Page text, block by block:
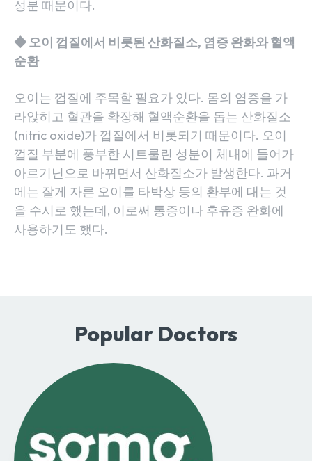
성분 때문이다.
◆ 오이 껍질에서 비롯된 산화질소, 염증 완화와 혈액
순환
오이는 껍질에 주목할 필요가 있다. 몸의 염증을 가
라앉히고 혈관을 확장해 혈액순환을 돕는 산화질소
(nitric oxide)가 껍질에서 비롯되기 때문이다. 오이
껍질 부분에 풍부한 시트룰린 성분이 체내에 들어가
아르기닌으로 바뀌면서 산화질소가 발생한다. 과거
에는 잘게 자른 오이를 타박상 등의 환부에 대는 것
을 수시로 했는데, 이로써 통증이나 후유증 완화에
사용하기도 했다.
Popular Doctors